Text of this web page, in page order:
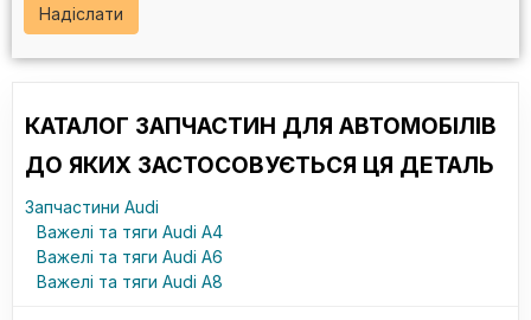
Надіслати
КАТАЛОГ ЗАПЧАСТИН ДЛЯ АВТОМОБІЛІВ
ДО ЯКИХ ЗАСТОСОВУЄТЬСЯ ЦЯ ДЕТАЛЬ
Запчастини Audi
Важелі та тяги Audi A4
Важелі та тяги Audi A6
Важелі та тяги Audi A8